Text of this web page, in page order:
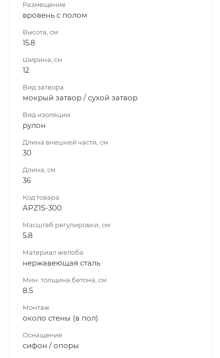
Размещение
вровень с полом
Высота, см
15.8
Ширина, см
12
Вид затвора
мокрый затвор / сухой затвор
Вид изоляции
рулон
Длина внешней части, см
30
Длина, см
36
Код товара
APZ1S-300
Масштаб регулировки, см
5.8
Материал желоба
нержавеющая сталь
Мин. толщина бетона, см
8.5
Монтаж
около стены (в пол)
Оснащение
сифон / опоры